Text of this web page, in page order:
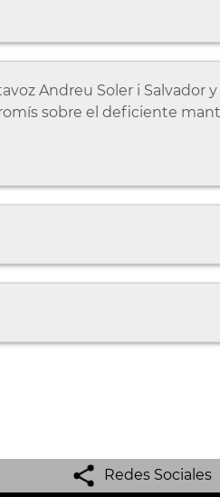
Andreu Soler i Salvador
sobre el deficiente
Redes Sociales